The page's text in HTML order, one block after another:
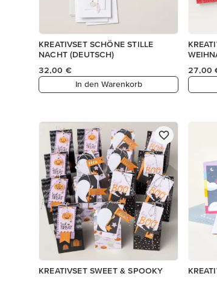
KREATIVSET SCHÖNE STILLE
NACHT (DEUTSCH)
32,00 €
In den Warenkorb
27,00
KREATIVSET SWEET & SPOOKY